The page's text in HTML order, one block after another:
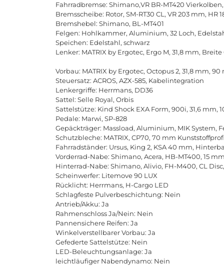
Fahrradbremse: Shimano,VR BR-MT420
Bremsscheibe: Rotor, SM-RT30 CL, VR 203 mm, HR
Bremshebel: Shimano, BL-MT401
Felgen: Hohlkammer, Aluminium, 32 Loch,
Speichen: Edelstahl, schwarz
Lenker: MATRIX by Ergotec, Ergo M, 31,8 mm,
Vorbau: MATRIX by Ergotec, Octopus 2, 31,8 mm,
Steuersatz: ACROS, AZX-585, Kabelintegration
Lenkergriffe: Herrmans, DD36
Sattel: Selle Royal, Orbis
Sattelstütze: Kind Shock EXA Form, 900i, 31,6 mm,
Pedale: Marwi, SP-828
Gepäckträger: Massload, Aluminium, MIK System,
Schutzbleche: MATRIX, CP70, 70 mm
Fahrradständer: Ursus, King 2, KSA 40 mm,
Vorderrad-Nabe: Shimano, Acera, HB-MT400, 15
Hinterrad-Nabe: Shimano, Alivio, FH-M400, CL
Scheinwerfer: Litemove 90 LUX
Rücklicht: Herrmans, H-Cargo LED
Schlagfeste Pulverbeschichtung: Nein
Antrieb/Akku: Ja
Rahmenschloss Ja/Nein: Nein
Pannensichere Reifen: Ja
Winkelverstellbarer Vorbau: Ja
Gefederte Sattelstütze: Nein
LED-Beleuchtungsanlage: Ja
leichtläufiger Nabendynamo: Nein